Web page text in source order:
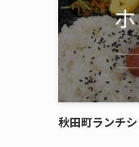
秋田町ランチ